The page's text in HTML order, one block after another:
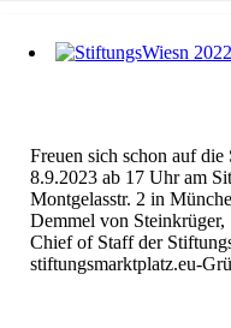
Freuen sich schon auf
8.9.2023 ab 17 Uhr am
Montgelasstr. 2 in
Demmel von
Chief of Staff der
stiftungsmarktplatz.eu-